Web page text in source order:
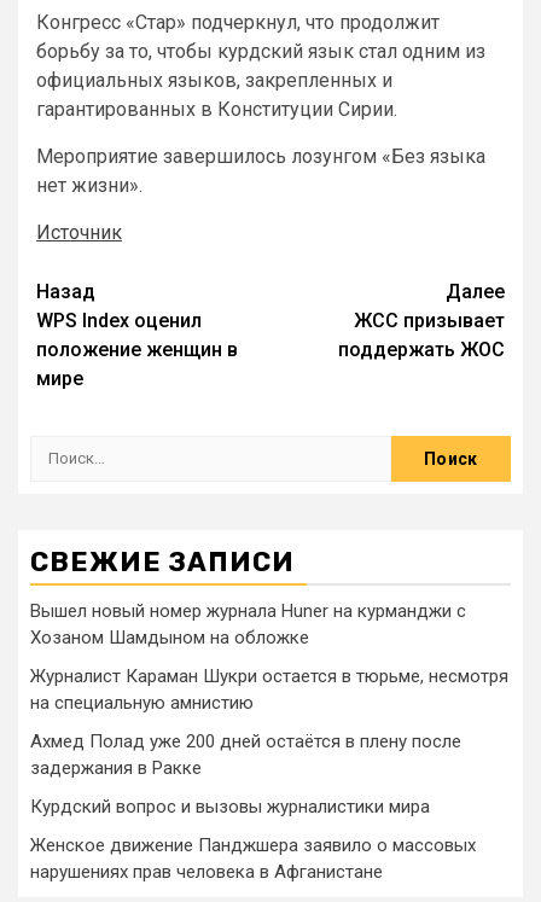
Конгресс «Стар» подчеркнул, что продолжит
борьбу за то, чтобы курдский язык стал одним из
официальных языков, закрепленных и
гарантированных в Конституции Сирии.
Мероприятие завершилось лозунгом «Без языка
нет жизни».
Источник
Назад
WPS Index оценил
положение женщин в
мире
Далее
ЖСС призывает
поддержать ЖОС
СВЕЖИЕ ЗАПИСИ
Вышел новый номер журнала Huner на курманджи с
Хозаном Шамдыном на обложке
Журналист Караман Шукри остается в тюрьме, несмотря
на специальную амнистию
Ахмед Полад уже 200 дней остаётся в плену после
задержания в Ракке
Курдский вопрос и вызовы журналистики мира
Женское движение Панджшера заявило о массовых
нарушениях прав человека в Афганистане